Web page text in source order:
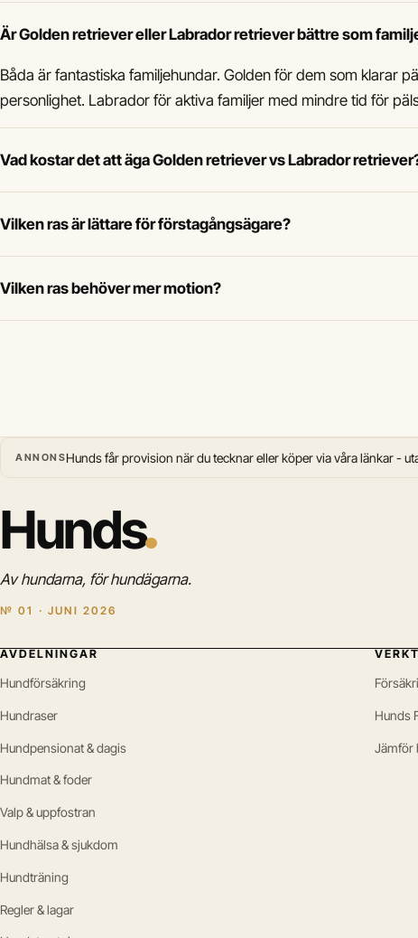
Är Golden retriever eller Labrador retriever bättre som
Båda är fantastiska familjehundar. Golden för dem som klarar
personlighet. Labrador för aktiva familjer med mindre tid för
Vad kostar det att äga Golden retriever vs Labrador
Vilken ras är lättare för förstagångsägare?
Vilken ras behöver mer motion?
ANNONSHunds får provision när du tecknar eller köper via våra länkar -
Hunds
Av hundarna, för hundägarna.
№ 01 · JUNI 2026
AVDELNINGAR
Hundförsäkring
Hundraser
Hundpensionat & dagis
Hundmat & foder
Valp & uppfostran
Hundhälsa & sjukdom
Hundträning
Regler & lagar
Hunds
Jämför